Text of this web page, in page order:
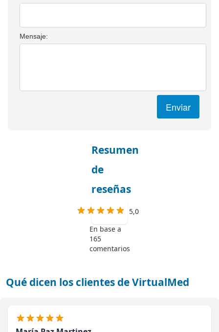
Mensaje:
Enviar
Resumen
de
reseñas
5,0
En base a
165
comentarios
Qué dicen los clientes de VirtualMed